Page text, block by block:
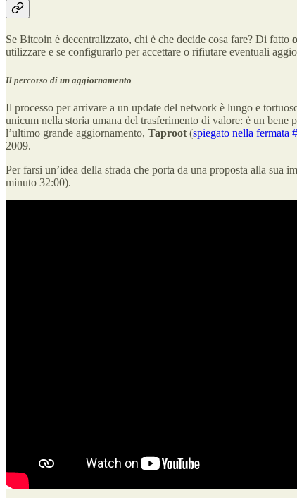
Se Bitcoin è decentralizzato, chi è che decide cosa fare? Di fatto
utilizzare e se configurarlo per accettare o rifiutare eventuali
Il percorso di un aggiornamento
Il processo per arrivare a un update del network è lungo e
unicum nella storia umana del trasferimento di valore: è un bene
l’ultimo grande aggiornamento, Taproot (spiegato nella fermata
2009.
Per farsi un’idea della strada che porta da una proposta alla sua
minuto 32:00).